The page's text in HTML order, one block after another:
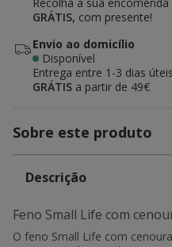
GRÁTIS, com presente!
Envio ao domicílio
Disponível
Entrega entre 1-3 dias úteis
GRÁTIS a partir de 49€
Sobre este produto
Descrição
Feno Small Life com
O feno Small Life com